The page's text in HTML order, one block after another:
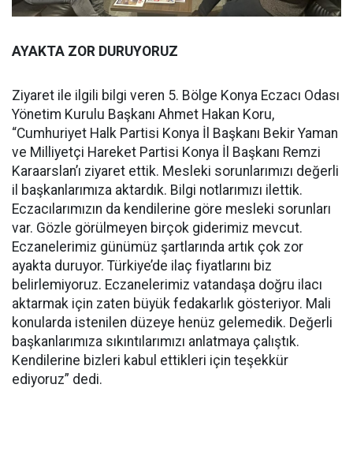
AYAKTA ZOR DURUYORUZ
Ziyaret ile ilgili bilgi veren 5. Bölge Konya Eczacı Odası
Yönetim Kurulu Başkanı Ahmet Hakan Koru,
“Cumhuriyet Halk Partisi Konya İl Başkanı Bekir Yaman
ve Milliyetçi Hareket Partisi Konya İl Başkanı Remzi
Karaarslan’ı ziyaret ettik. Mesleki sorunlarımızı değerli
il başkanlarımıza aktardık. Bilgi notlarımızı ilettik.
Eczacılarımızın da kendilerine göre mesleki sorunları
var. Gözle görülmeyen birçok giderimiz mevcut.
Eczanelerimiz günümüz şartlarında artık çok zor
ayakta duruyor. Türkiye’de ilaç fiyatlarını biz
belirlemiyoruz. Eczanelerimiz vatandaşa doğru ilacı
aktarmak için zaten büyük fedakarlık gösteriyor. Mali
konularda istenilen düzeye henüz gelemedik. Değerli
başkanlarımıza sıkıntılarımızı anlatmaya çalıştık.
Kendilerine bizleri kabul ettikleri için teşekkür
ediyoruz” dedi.